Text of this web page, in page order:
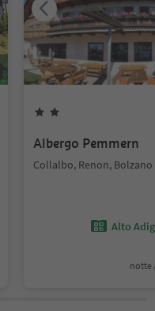
Albergo Pemmern
Collalbo, Renon,
Alto
notte